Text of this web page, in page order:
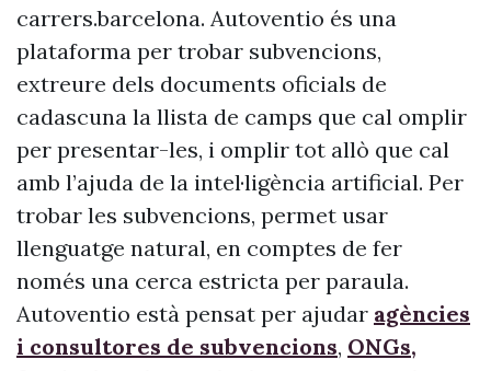
carrers.barcelona. Autoventio és una
plataforma per trobar subvencions,
extreure dels documents oficials de
cadascuna la llista de camps que cal omplir
per presentar-les, i omplir tot allò que cal
amb l’ajuda de la intel·ligència artificial. Per
trobar les subvencions, permet usar
llenguatge natural, en comptes de fer
només una cerca estricta per paraula.
Autoventio està pensat per ajudar agències
i consultores de subvencions, ONGs,